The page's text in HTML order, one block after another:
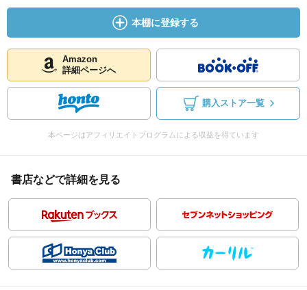
本棚に登録する
Amazon
詳細ページへ
購入ストア一覧
本ページはアフィリエイトプログラムによる収益を得ています
書店などで詳細を見る